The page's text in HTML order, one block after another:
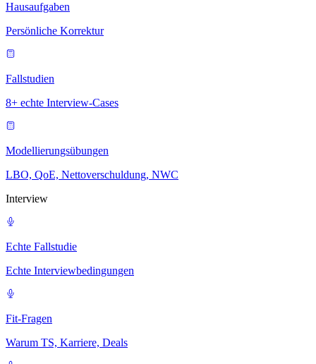
Hausaufgaben
Persönliche Korrektur
Fallstudien
8+ echte Interview-Cases
Modellierungsübungen
LBO, QoE, Nettoverschuldung, NWC
Interview
Echte Fallstudie
Echte Interviewbedingungen
Fit-Fragen
Warum TS, Karriere, Deals